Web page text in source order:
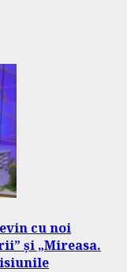
cu noi
și „Mireasa.